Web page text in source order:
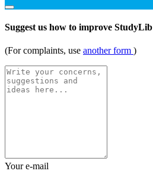
Suggest us how to improve StudyLib
(For complaints, use another form )
Your e-mail